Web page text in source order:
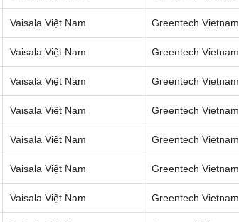
Vaisala Việt Nam Greentech Vietnam
Vaisala Việt Nam Greentech Vietnam
Vaisala Việt Nam Greentech Vietnam
Vaisala Việt Nam Greentech Vietnam
Vaisala Việt Nam Greentech Vietnam
Vaisala Việt Nam Greentech Vietnam
Vaisala Việt Nam Greentech Vietnam